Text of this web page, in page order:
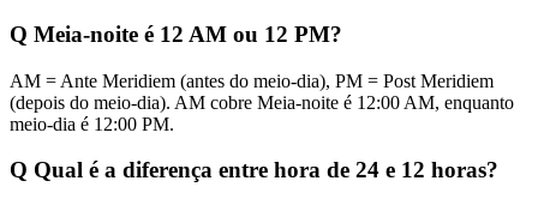
Q Meia-noite é 12 AM ou 12 PM?
AM = Ante Meridiem (antes do meio-dia), PM = Post Meridiem
(depois do meio-dia). AM cobre Meia-noite é 12:00 AM, enquanto
meio-dia é 12:00 PM.
Q Qual é a diferença entre hora de 24 e 12 horas?